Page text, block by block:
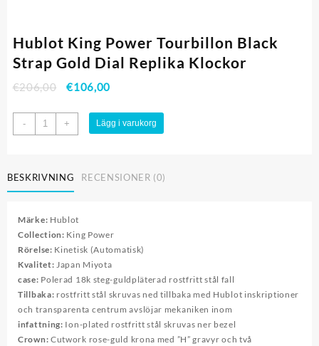
Hublot King Power Tourbillon Black
Strap Gold Dial Replika Klockor
€206,00 €106,00
-
Hublot
King
Black
Strap
Dial
Replika
Klockor
mängd
+ Lägg i varukorg
BESKRIVNING RECENSIONER (0)
Märke: Hublot
Collection: King Power
Rörelse: Kinetisk (Automatisk)
Kvalitet: Japan Miyota
case: Polerad 18k steg-guldpläterad rostfritt stål fall
Tillbaka: rostfritt stål skruvas ned tillbaka med Hublot inskriptioner
och transparenta centrum avslöjar mekaniken inom
infattning: Ion-plated rostfritt stål skruvas ner bezel
Crown: Cutwork rose-guld krona med ”H” gravyr och två